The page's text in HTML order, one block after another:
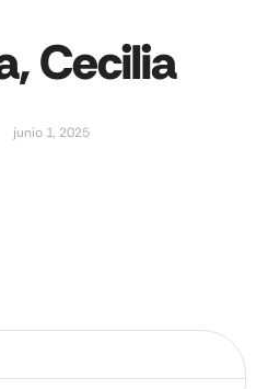
Cecilia
junio 1, 2025